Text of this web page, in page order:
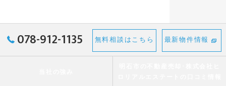
078-912-1135 無料相談はこちら 最新物件情報